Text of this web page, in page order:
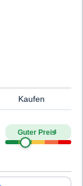
Kaufen
Guter Preis4